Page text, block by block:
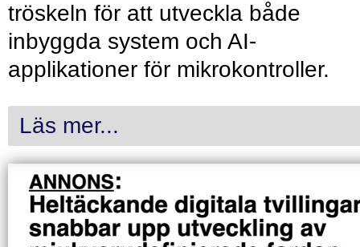
tröskeln för att utveckla både
inbyggda system och AI-
applikationer för mikrokontroller.
Läs mer...